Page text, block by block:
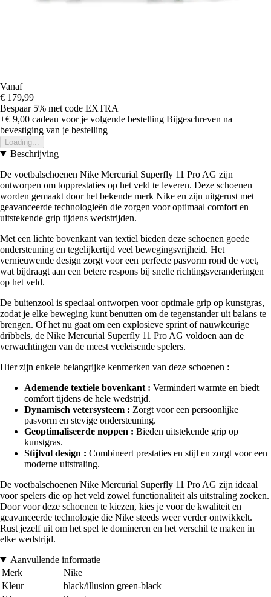
Vanaf
€ 179,99
Bespaar 5% met code EXTRA
+€ 9,00 cadeau voor je volgende bestelling Bijgeschreven na
bevestiging van je bestelling
Loading...
Beschrijving
De voetbalschoenen Nike Mercurial Superfly 11 Pro AG zijn
ontworpen om topprestaties op het veld te leveren. Deze schoenen
worden gemaakt door het bekende merk Nike en zijn uitgerust met
geavanceerde technologieën die zorgen voor optimaal comfort en
uitstekende grip tijdens wedstrijden.
Met een lichte bovenkant van textiel bieden deze schoenen goede
ondersteuning en tegelijkertijd veel bewegingsvrijheid. Het
vernieuwende design zorgt voor een perfecte pasvorm rond de voet,
wat bijdraagt aan een betere respons bij snelle richtingsveranderingen
op het veld.
De buitenzool is speciaal ontworpen voor optimale grip op kunstgras,
zodat je elke beweging kunt benutten om de tegenstander uit balans te
brengen. Of het nu gaat om een explosieve sprint of nauwkeurige
dribbels, de Nike Mercurial Superfly 11 Pro AG voldoen aan de
verwachtingen van de meest veeleisende spelers.
Hier zijn enkele belangrijke kenmerken van deze schoenen :
Ademende textiele bovenkant : Vermindert warmte en biedt
comfort tijdens de hele wedstrijd.
Dynamisch vetersysteem : Zorgt voor een persoonlijke
pasvorm en stevige ondersteuning.
Geoptimaliseerde noppen : Bieden uitstekende grip op
kunstgras.
Stijlvol design : Combineert prestaties en stijl en zorgt voor een
moderne uitstraling.
De voetbalschoenen Nike Mercurial Superfly 11 Pro AG zijn ideaal
voor spelers die op het veld zowel functionaliteit als uitstraling zoeken.
Door voor deze schoenen te kiezen, kies je voor de kwaliteit en
geavanceerde technologie die Nike steeds weer verder ontwikkelt.
Rust jezelf uit om het spel te domineren en het verschil te maken in
elke wedstrijd.
Aanvullende informatie
Merk
Nike
Kleur
black/illusion green-black